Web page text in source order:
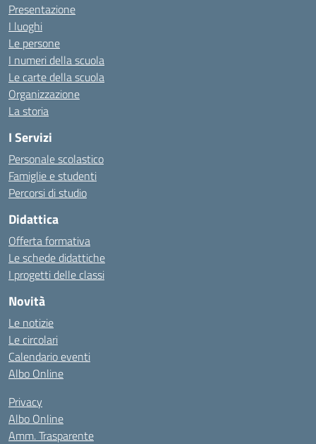
Presentazione
I luoghi
Le persone
I numeri della scuola
Le carte della scuola
Organizzazione
La storia
I Servizi
Personale scolastico
Famiglie e studenti
Percorsi di studio
Didattica
Offerta formativa
Le schede didattiche
I progetti delle classi
Novità
Le notizie
Le circolari
Calendario eventi
Albo Online
Privacy
Albo Online
Amm. Trasparente